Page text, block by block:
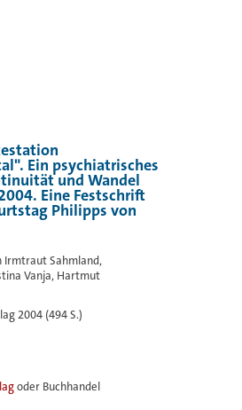
Ein psychiatrisches
und Wandel
Eine Festschrift
Philipps von
Irmtraut Sahmland,
Vanja, Hartmut
2004 (494 S.)
oder Buchhandel